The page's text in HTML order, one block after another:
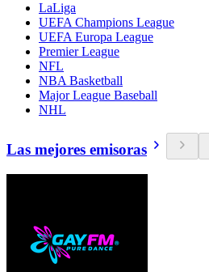
LaLiga
UEFA Champions League
UEFA Europa League
Premier League
NFL
NBA Basketball
Major League Baseball
NHL
Las mejores emisoras